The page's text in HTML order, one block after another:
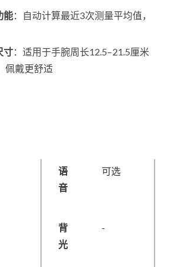
能：自动计算最近3次测量平均值，
寸：适用于手腕周长12.5–21.5厘米
佩戴更舒适
语
音
可选
背
光
-